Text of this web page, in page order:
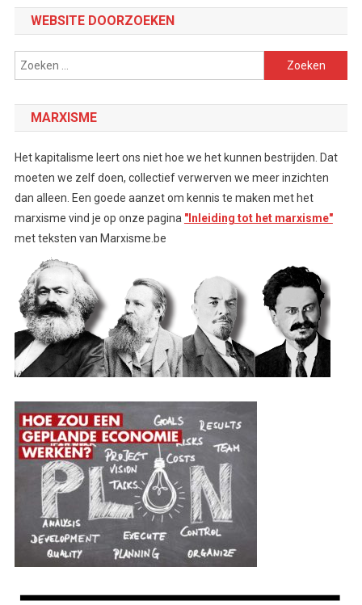
WEBSITE DOORZOEKEN
Zoeken
naar:
MARXISME
Het kapitalisme leert ons niet hoe we het kunnen bestrijden. Dat
moeten we zelf doen, collectief verwerven we meer inzichten
dan alleen. Een goede aanzet om kennis te maken met het
marxisme vind je op onze pagina "Inleiding tot het marxisme"
met teksten van Marxisme.be